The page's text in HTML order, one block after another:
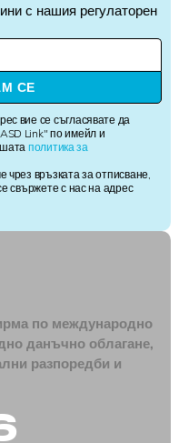
с нашия регулаторен
вие се съгласявате да
Link" по имейл и
политика за
връзката за отписване,
свържете с нас на адрес
СЕ
по международно
данъчно облагане,
разпоредби и